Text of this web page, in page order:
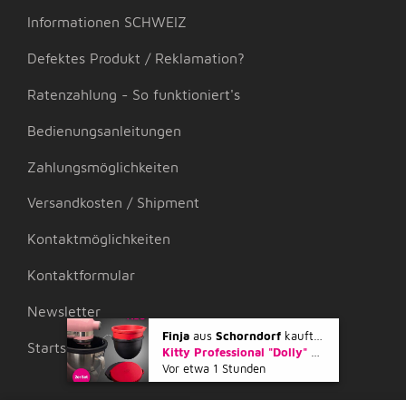
Informationen SCHWEIZ
Defektes Produkt / Reklamation?
Ratenzahlung - So funktioniert's
Bedienungsanleitungen
Zahlungsmöglichkeiten
Versandkosten / Shipment
Kontaktmöglichkeiten
Kontaktformular
Newsletter
Startseite
Finja aus Schorndorf kaufte gerade
Kitty Professional "Dolly" 2er Set Profi-Schüsseleinsätze mit Deckel kompatibel mit KitchenAid 4,7 und 4,8 Liter Rührschüsseln
Vor etwa 1 Stunden